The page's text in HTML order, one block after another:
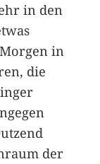
in den
in
die
der